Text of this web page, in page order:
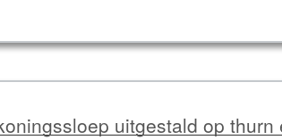
uitgestald op thurn